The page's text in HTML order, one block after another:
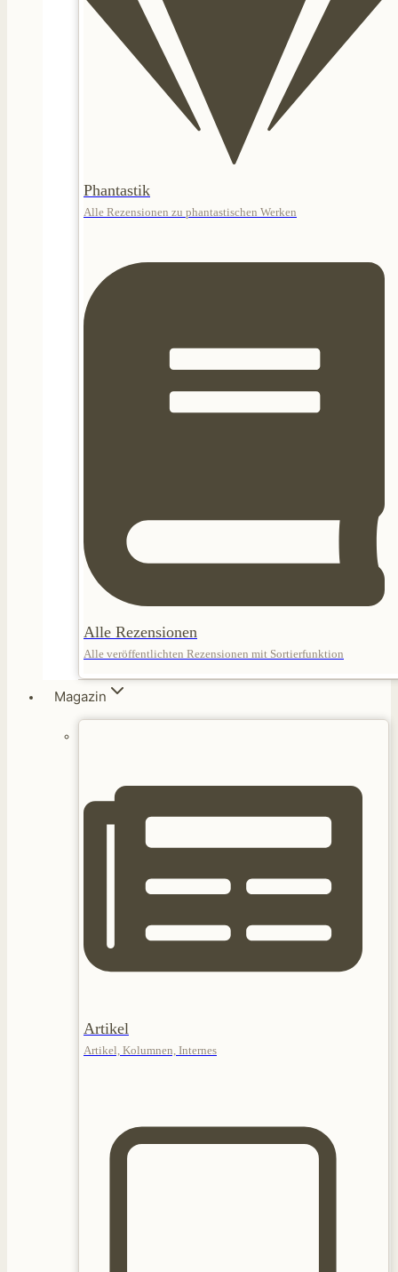
Phantastik
Alle Rezensionen zu phantastischen Werken
Alle Rezensionen
Alle veröffentlichten Rezensionen mit Sortierfunktion
Magazin
Artikel
Artikel, Kolumnen, Internes